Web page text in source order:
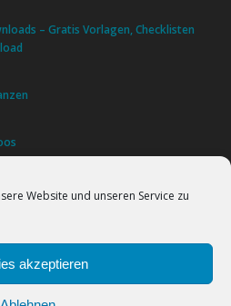
Bereitstellung
Durch die
stimmen Sie
Website und unseren Service zu
akzeptieren
– Gratis Vorlagen, Checklisten